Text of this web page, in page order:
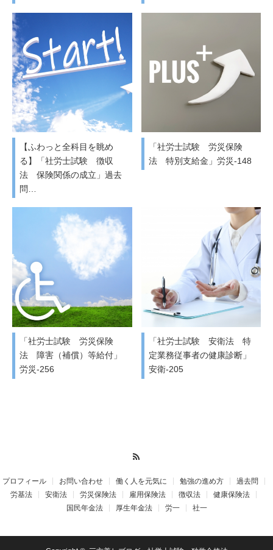
【ふわっと全科目を眺め
る】「社労士試験 徴収
法 保険関係の成立」過去
問…
「社労士試験 労災保険
法 特別支給金」労災-148
「社労士試験 労災保険
法 障害（補償）等給付」
労災-256
「社労士試験 安衛法 特
定業務従事者の健康診断」
安衛-205
プロフィール お問い合わせ 働く人を元気に 勉強の進め方
過去問
労基法
安衛法 労災保険法 雇用保険法 徴収法
健康保険法
国民年金法
厚生年金法 労一 社一